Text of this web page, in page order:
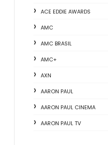
ACE EDDIE AWARDS
AMC
AMC BRASIL
AMC+
AXN
AARON PAUL
AARON PAUL CINEMA
AARON PAUL TV